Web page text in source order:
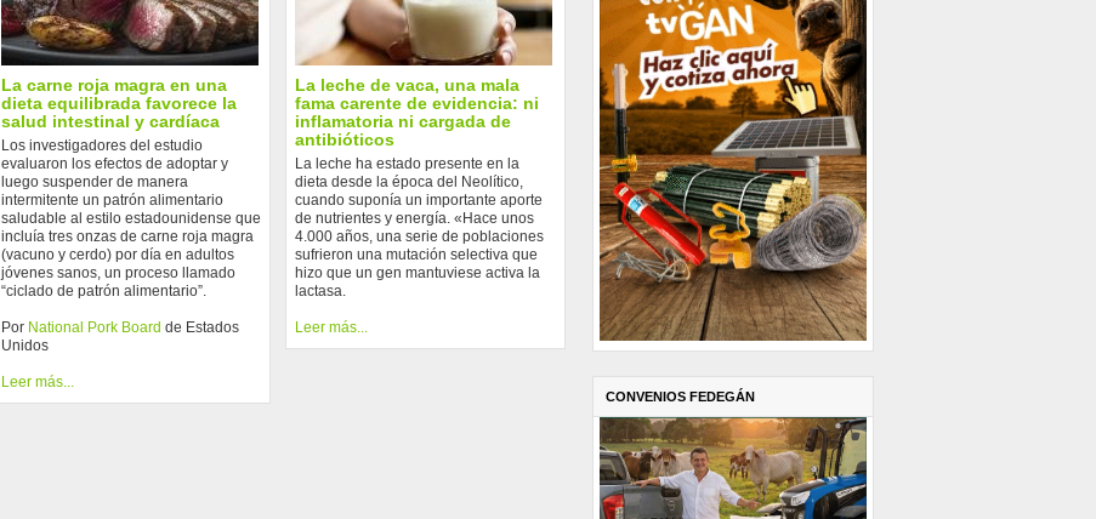
La carne roja magra en una
dieta equilibrada favorece la
salud intestinal y cardíaca
Los investigadores del estudio
evaluaron los efectos de adoptar y
luego suspender de manera
intermitente un patrón alimentario
saludable al estilo estadounidense que
incluía tres onzas de carne roja magra
(vacuno y cerdo) por día en adultos
jóvenes sanos, un proceso llamado
“ciclado de patrón alimentario”.
Por National Pork Board de Estados
Unidos
Leer más...
La leche de vaca, una mala
fama carente de evidencia: ni
inflamatoria ni cargada de
antibióticos
La leche ha estado presente en la
dieta desde la época del Neolítico,
cuando suponía un importante aporte
de nutrientes y energía. «Hace unos
4.000 años, una serie de poblaciones
sufrieron una mutación selectiva que
hizo que un gen mantuviese activa la
lactasa.
Leer más...
CONVENIOS FEDEGÁN